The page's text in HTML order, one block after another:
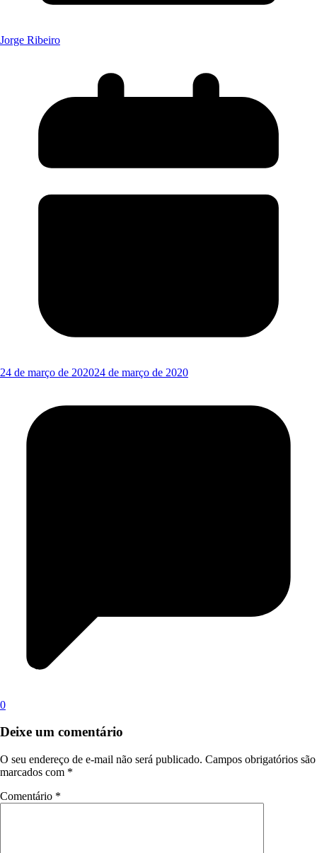
Jorge Ribeiro
24 de março de 202024 de março de 2020
0
Deixe um comentário
O seu endereço de e-mail não será publicado. Campos obrigatórios são
marcados com *
Comentário *